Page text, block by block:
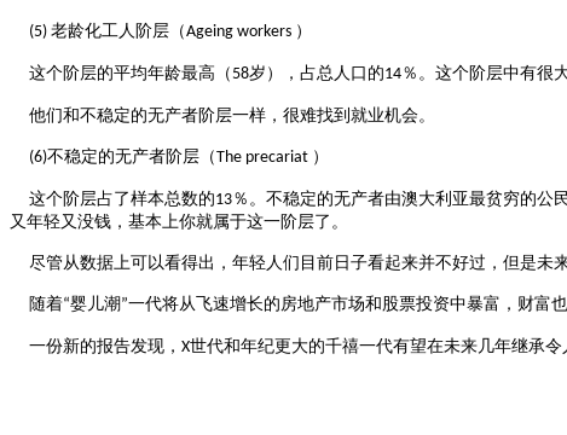
(5) 老龄化工人阶层（Ageing workers ）
这个阶层的平均年龄最高（ 58岁），占总人口的14％。这个阶层中有很
他们和不稳定的无产者阶层一样，很难找到就业机会。
(6)不稳定的无产者阶层（The precariat ）
这个阶层占了样本总数的13％。不稳定的无产者由澳大利亚最贫穷的公
又年轻又没钱，基本上你就属于这一阶层了。
尽管从数据上可以看得出，年轻人们目前日子看起来并不好过，但是未
随着“婴儿潮”一代将从飞速增长的房地产市场和股票投资中暴富，财富
一份新的报告发现， X世代和年纪更大的千禧一代有望在未来几年继承令